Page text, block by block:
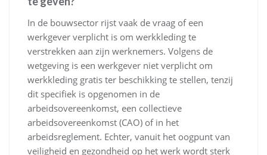
In de bouwsector rijst vaak de vraag of een
werkgever verplicht is om werkkleding te
verstrekken aan zijn werknemers. Volgens de
wetgeving is een werkgever niet verplicht om
werkkleding gratis ter beschikking te stellen, tenzij
dit specifiek is opgenomen in de
arbeidsovereenkomst, een collectieve
arbeidsovereenkomst (CAO) of in het
arbeidsreglement. Echter, vanuit het oogpunt van
veiligheid en gezondheid op het werk wordt sterk